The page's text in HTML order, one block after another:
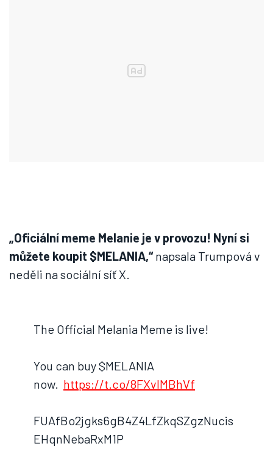
„Oficiální meme Melanie je v provozu! Nyní si
můžete koupit $MELANIA,“napsala Trumpová v
neděli na sociální síť X.
The Official Melania Meme is live!
You can buy $MELANIA
now. https://t.co/8FXvlMBhVf
FUAfBo2jgks6gB4Z4LfZkqSZgzNucis
EHqnNebaRxM1P